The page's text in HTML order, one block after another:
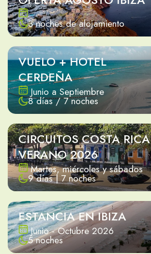
3 noches de alojamiento
VUELO + HOTEL
CERDEÑA
Junio a Septiembre
8 días / 7 noches
CIRCUITOS COSTA RICA
VERANO 2026
Martes, miércoles y sábados
9 días | 7 noches
ESTANCIA EN IBIZA
Junio - Octubre 2026
5 noches